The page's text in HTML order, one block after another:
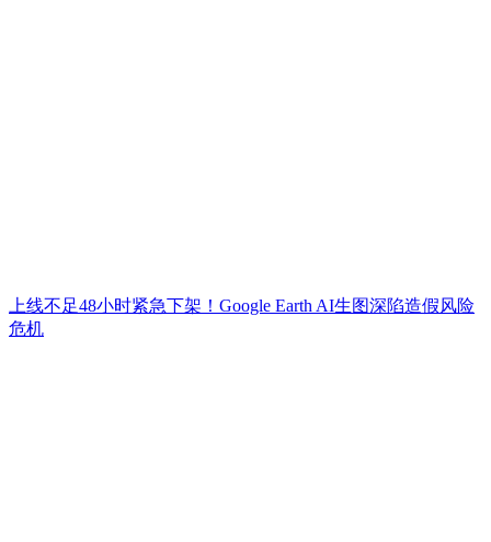
上线不足48小时紧急下架！Google Earth AI生图深陷造假风险
危机